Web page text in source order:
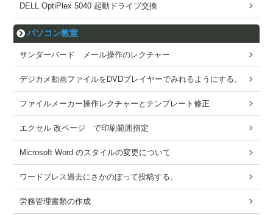
DELL OptiPlex 5040 起動ドライブ交換
パソコン教室
サンダーバード メール操作のレクチャー
デジカメ動画ファイルをDVDプレイヤーでみれるようにする。
ファイルメーカー操作レクチャーとテンプレート修正
エクセル 改ページ で印刷範囲指定
Microsoft Word のスタイルの変更について
ワードブレス過去にさかのぼって投稿する。
労務管理書類の作成